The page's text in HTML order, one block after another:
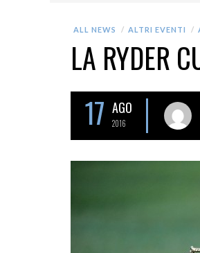
ALL NEWS ALTRI EVENTI
LA RYDER
17 AGO
2016